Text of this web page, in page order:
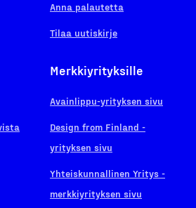
Anna palautetta
Tilaa uutiskirje
Merkkiyrityksille
Avainlippu-yrityksen sivu
Design from Finland -
yrityksen sivu
Yhteiskunnallinen Yritys -
merkkiyrityksen sivu